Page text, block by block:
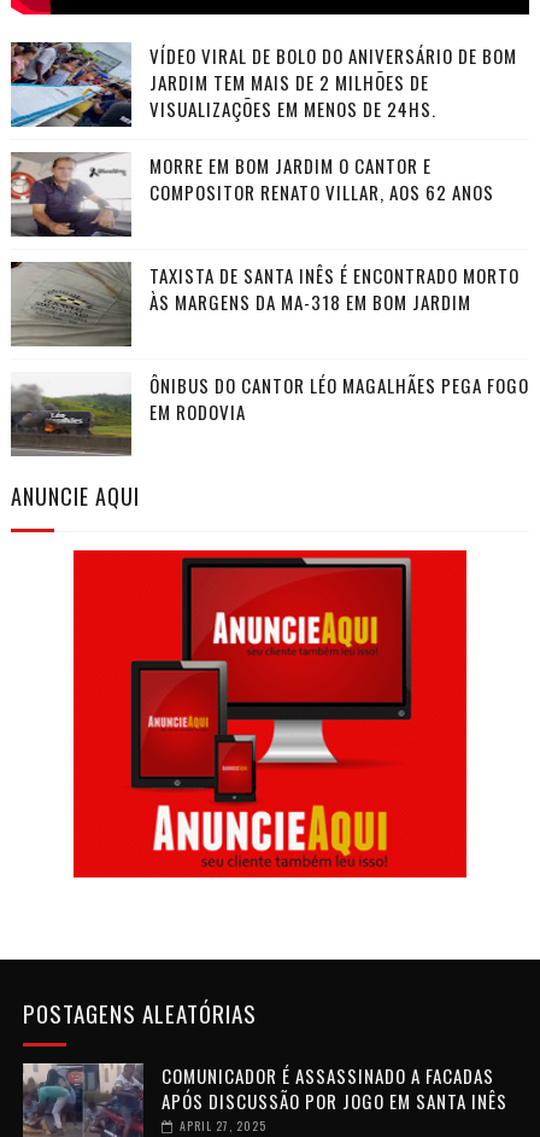
VÍDEO VIRAL DE BOLO DO ANIVERSÁRIO DE BOM
JARDIM TEM MAIS DE 2 MILHÕES DE
VISUALIZAÇÕES EM MENOS DE 24HS.
MORRE EM BOM JARDIM O CANTOR E
COMPOSITOR RENATO VILLAR, AOS 62 ANOS
TAXISTA DE SANTA INÊS É ENCONTRADO MORTO
ÀS MARGENS DA MA-318 EM BOM JARDIM
ÔNIBUS DO CANTOR LÉO MAGALHÃES PEGA FOGO
EM RODOVIA
ANUNCIE AQUI
POSTAGENS ALEATÓRIAS
COMUNICADOR É ASSASSINADO A FACADAS
APÓS DISCUSSÃO POR JOGO EM SANTA INÊS
APRIL 27, 2025